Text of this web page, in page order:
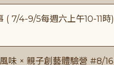
( 7/4-9/5每週六上午10-11
味 × 親子創藝體驗營 #8/